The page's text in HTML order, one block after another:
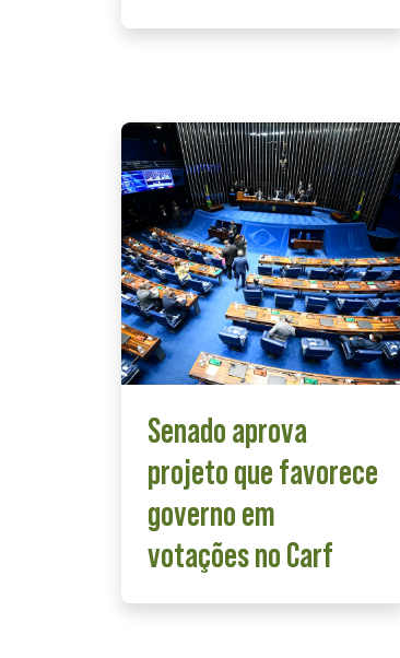
Senado aprova
projeto que favorece
governo em
votações no Carf